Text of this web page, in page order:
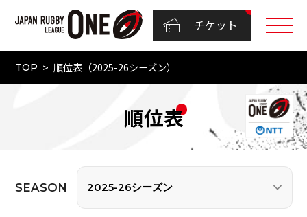
チケット
TOP 順位表（2025-26シーズン）
順位表
SEASON